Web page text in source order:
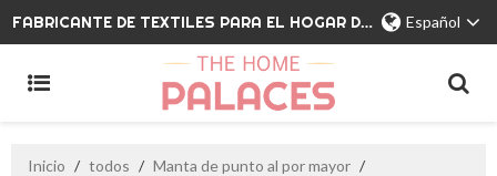
FABRICANTE DE TEXTILES PARA EL HOGAR DE MARCA PRIVADA Español
Inicio / todos / Manta de punto al por mayor /